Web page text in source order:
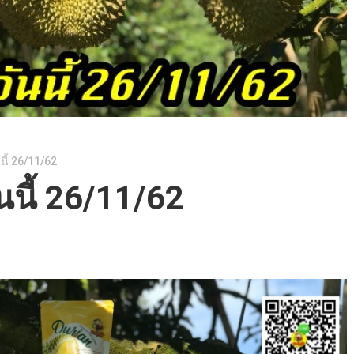
26/11/62
นี้ 26/11/62